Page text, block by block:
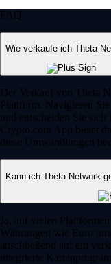
FAQ
Wie verkaufe ich Theta
Der Verkauf von Theta
Plattform. Navigieren
und entscheiden Sie
Crypto.com App bietet
diese Umwandlungen
Kann ich Theta Network
Ja, auf vielen
Währungen wie Euro
anschließend auf ein
integrierte